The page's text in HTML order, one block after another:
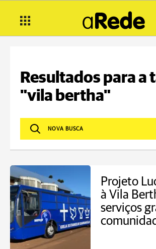
Resultados para a
"vila bertha"
Projeto
à Vila
serviços